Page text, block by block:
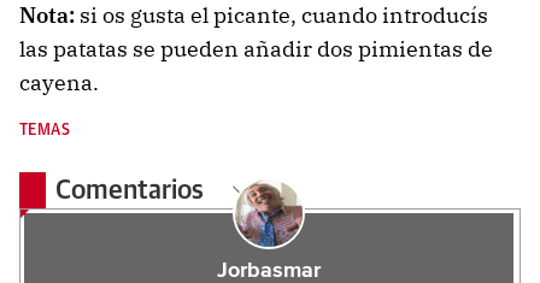
Nota: si os gusta el picante, cuando introducís
las patatas se pueden añadir dos pimientas de
cayena.
TEMAS
Comentarios
Jorbasmar